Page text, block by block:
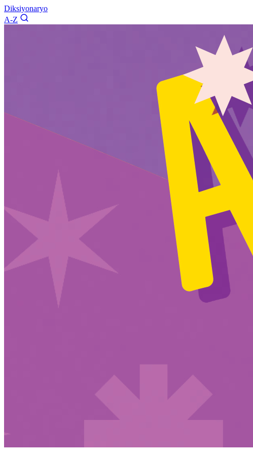
Diksiyonaryo
A-Z